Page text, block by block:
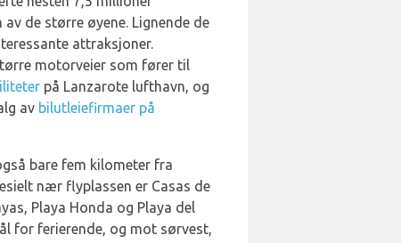
de større øyene. Lignende de
attraksjoner.
motorveier som fører til
på Lanzarote lufthavn, og
av bilutleiefirmaer på
bare fem kilometer fra
nær flyplassen er Casas de
Playa Honda og Playa del
for ferierende, og mot sørvest,